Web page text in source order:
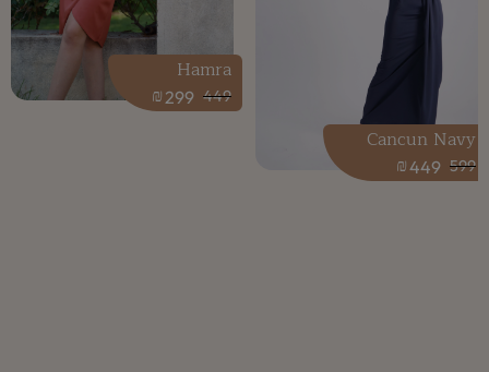
599
449
₪
Cancun Navy
449
299
₪
Hamra